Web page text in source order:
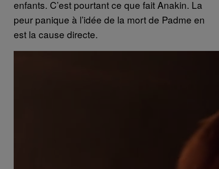
enfants. C’est pourtant ce que fait Anakin. La
peur panique à l’idée de la mort de Padme en
est la cause directe.